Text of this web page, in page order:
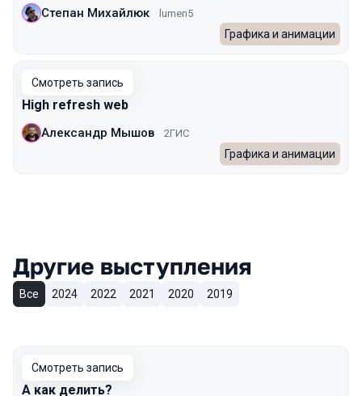
Степан Михайлюк lumen5
Графика и анимации
Смотреть запись
High refresh web
Александр Мышов 2ГИС
Графика и анимации
Другие выступления
Все 2024 2022 2021 2020 2019
Смотреть запись
А как делить?